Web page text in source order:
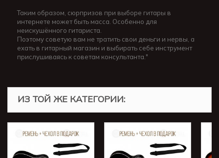
Таким образом, сюрпризов при выборе гитары в
интернете может быть масса. Особенно для
неискушённого гитариста.
Поэтому советую вам не тратить свои деньги и нервы, а
ехать в гитарный магазин и выбирать себе инструмент
прислушиваясь к советам консультанта."
ИЗ ТОЙ ЖЕ КАТЕГОРИИ: